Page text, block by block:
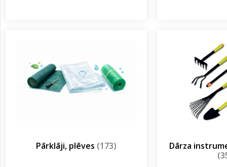
Pārklāji, plēves (173)
Dārza